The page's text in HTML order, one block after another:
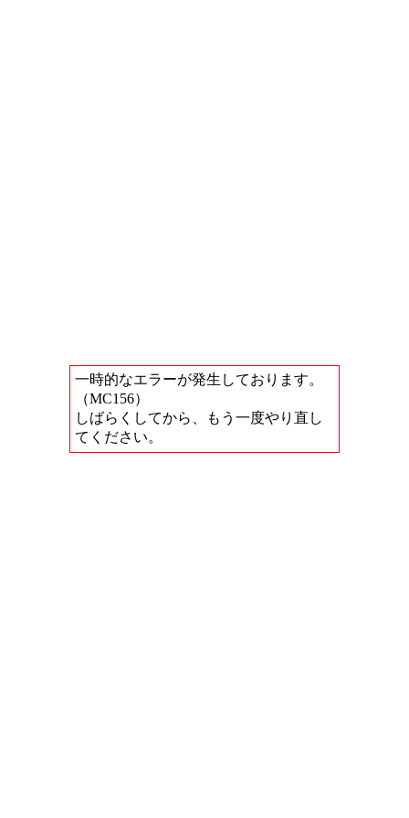
一時的なエラーが発生しております。
（MC156）
しばらくしてから、もう一度やり直し
てください。